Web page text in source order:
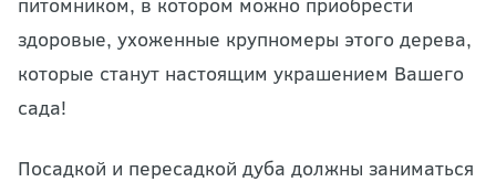
здоровые, ухоженные крупномеры этого дерева,
которые станут настоящим украшением Вашего
сада!
Посадкой и пересадкой дуба должны заниматься